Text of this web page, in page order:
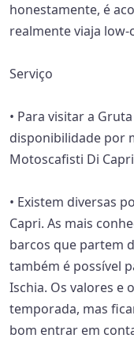
honestamente, é
realmente viaja low-
Serviço
• Para visitar a
disponibilidade por
Motoscafisti Di
• Existem diversas
Capri. As mais
barcos que partem
também é possível
Ischia. Os valores e
temporada, mas
bom entrar em